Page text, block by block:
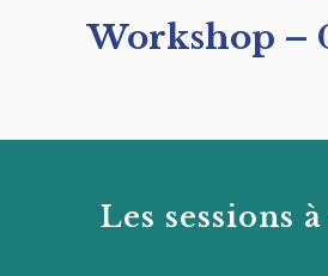
Workshop –
Les sessions